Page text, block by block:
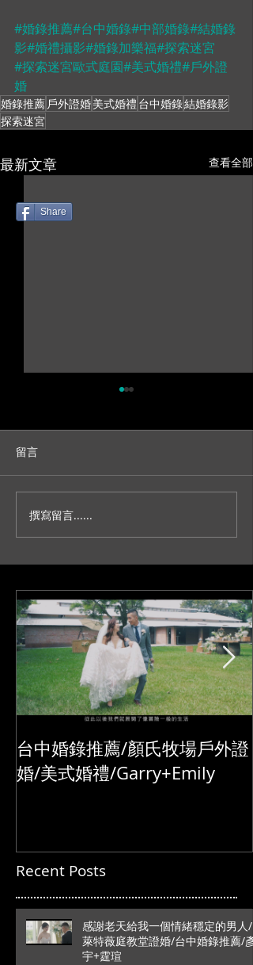
#婚錄推薦#台中婚錄#中部婚錄#結婚錄
影#婚禮攝影#婚錄加樂福#探索迷宮
#探索迷宮歐式庭園#美式婚禮#戶外證
婚
婚錄推薦 戶外證婚美式婚禮 台中婚錄結婚錄影
探索迷宮
最新文章 查看全部
人生不就是一場冒險？/台
北新板希爾頓宴客/訂結儀
留言
撰寫留言......
Share
台中婚錄推薦/顏氏牧場戶外證
婚/美式婚禮/Garry+Emily
Recent Posts
感謝老天給我一個情緒穩定的男人/
萊特薇庭教堂證婚/台中婚錄推薦/彥
宇+霆瑄